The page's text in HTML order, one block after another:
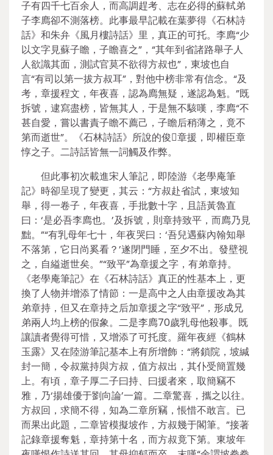
子有四千七百余人，而高調趕考、志在必得的蘇軾弟
子李廌卻不測落榜。此事最早記載在葉夢得《石林詩
話》和朱弁《風月樓詩話》里，真正的可托。李廌“少
以文字見蘇子瞻，子瞻喜之”，“其年到省諸路舉子人
人欲識其面，測試官莫不欲得方叔也”，東坡也自
言“有司以第一拔方叔耳”，對他中榜非常有信念。“及
考，章援程文，年夜喜，認為廌無疑，遂認為魁。”既
拆號，逮寫盡榜，皆無其人，于是無不駭嘆，李廌“不
甚自愛，嘗以書責子瞻不薦己，子瞻后稍薄之，竟不
第而逝世”。《石林詩話》所說的俊章援，即權臣章
惇之子。二詩話皆無一詞觸及作弊。
但此事初次載進宋人筆記，即陸游《老學庵筆
記》時卻呈現了變更，其云：“方叔赴省試，東坡知
舉，得一卷子，年夜喜，手批數十字，且語黃魯直
曰：‘是必吾李廌也。’及拆號，則章持致平，而廌乃見
黜。”“有乳母年七十，年夜哭曰：‘吾兒遇蘇內翰知舉
不落第，它日尚奚看？’遂閉門睡，至夕不出。發壁視
之，自縊逝世矣。”“致平”為章援之字，有弟章持。
《老學庵筆記》在《石林詩話》真正的性基本上，更
換了人物并增添了情節：一是高中之人由章援改為其
弟章持，但又在章持之后加章援之字“致平”，形成兄
弟兩人均上榜的假象。二是李廌70歲乳母他殺事。既
讓讀者覺得可惜，又增添了可托度。羅年夜經《鶴林
玉露》又在陸游筆記基本上有所增飾：“將鎖院，坡緘
封一簡，令叔黨持與方叔，值方叔出，其仆受簡置幾
上。有頃，章子厚二子曰持、曰援者來，取簡竊不
雅，乃‘揚雄優于劉向論’一篇。二章驚喜，攜之以往。
方叔回，求簡不得，知為二章所竊，悵惜不敢言。已
而果出此題，二章皆模擬坡作，方叔幾于閣筆。”接著
記錄章援奪魁，章持第十名，而方叔竟下第。東坡年